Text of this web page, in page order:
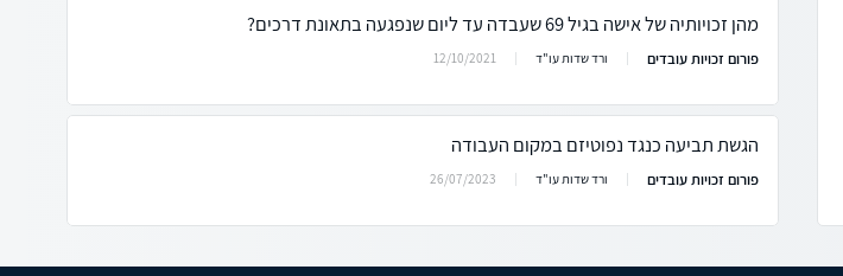
מהן זכויותיה של אישה בגיל 69 שעבדה עד ליום שנפגעה בתאונת דרכים?
פורום זכויות עובדים ורד שדות עו"ד 12/10/2021
הגשת תביעה כנגד נפוטיזם במקום העבודה
פורום זכויות עובדים ורד שדות עו"ד 26/07/2023